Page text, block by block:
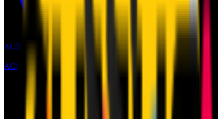
AC米兰天猫旗舰店
AC米兰天猫旗舰店